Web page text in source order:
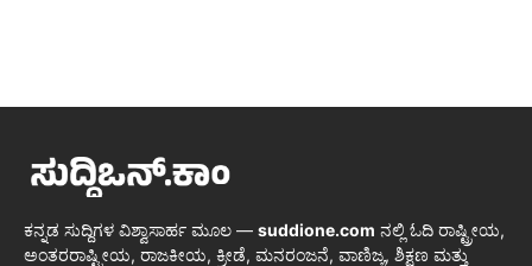
ಕನ್ನಡ ಸುದ್ದಿಗಳ ವಿಶ್ವಾಸಾರ್ಹ ಮೂಲ — suddione.com ನಲ್ಲಿ ಓದಿ ರಾಷ್ಟ್ರೀಯ,
ಅಂತರರಾಷ್ಟ್ರೀಯ, ರಾಜಕೀಯ, ಕ್ರೀಡೆ, ಮನರಂಜನೆ, ವಾಣಿಜ್ಯ, ಶಿಕ್ಷಣ ಮತ್ತು